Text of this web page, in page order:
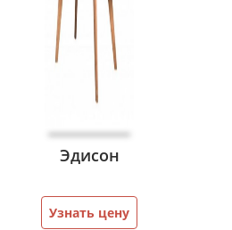
Эдисон
Узнать цену